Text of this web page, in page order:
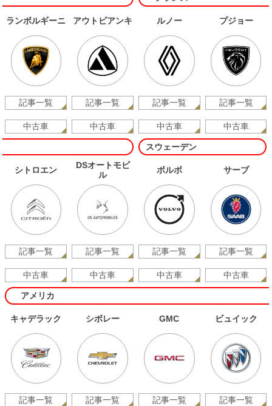
ランボルギーニ
記事一覧
中古車
アウトビアンキ
記事一覧
中古車
ルノー
記事一覧
中古車
プジョー
記事一覧
中古車
シトロエン
記事一覧
中古車
DSオートモビ
ル
記事一覧
中古車
スウェーデン
ボルボ
記事一覧
中古車
サーブ
記事一覧
中古車
アメリカ
キャデラック
記事一覧
シボレー
記事一覧
GMC
記事一覧
ビュイック
記事一覧